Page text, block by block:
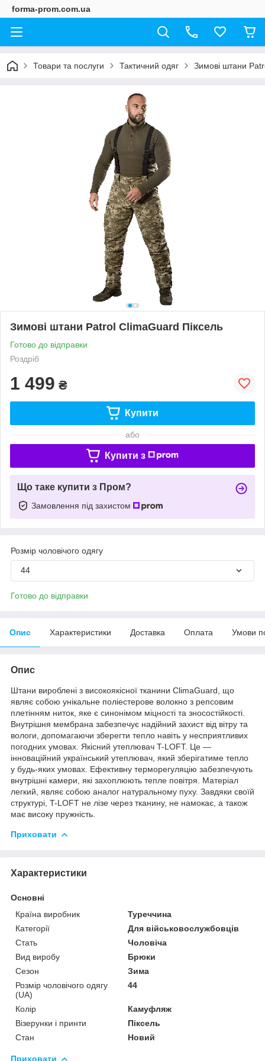
forma-prom.com.ua
Товари та послуги Тактичний одяг Зимові штани
Зимові штани Patrol ClimaGuard Піксель
Готово до відправки
Роздріб
1 499 ₴
Купити
або
Купити з
Що таке купити з Пром?
Замовлення під захистом
Розмір чоловічого одягу
44
Готово до відправки
Опис Характеристики Доставка Оплата Умови
Опис
Штани вироблені з високоякісної тканини ClimaGuard, що
являє собою унікальне поліестерове волокно з репсовим
плетінням ниток, яке є синонімом міцності та зносостійкості.
Внутрішня мембрана забезпечує надійний захист від вітру та
вологи, допомагаючи зберегти тепло навіть у несприятливих
погодних умовах. Якісний утеплювач T-LOFT. Це —
інноваційний український утеплювач, який зберігатиме тепло
у будь-яких умовах. Ефективну терморегуляцію забезпечують
внутрішні камери, які захоплюють тепле повітря. Матеріал
легкий, являє собою аналог натуральному пуху. Завдяки своїй
структурі, T-LOFT не лізе через тканину, не намокає, а також
має високу пружність.
Приховати
Характеристики
Основні
Країна виробник
Туреччина
Категорії
Для військовослужбовців
Стать
Чоловіча
Вид виробу
Брюки
Сезон
Зима
Розмір чоловічого одягу
(UA)
44
Колір
Камуфляж
Візерунки і принти
Піксель
Стан
Новий
Приховати